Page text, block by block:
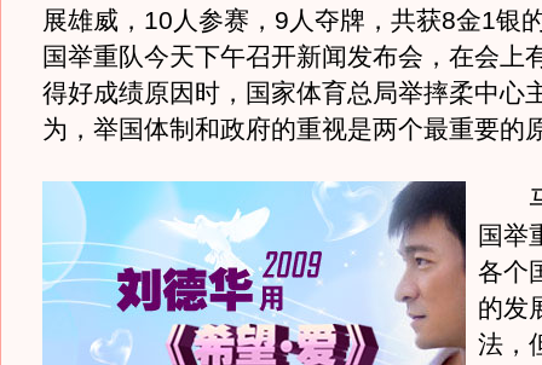
展雄威，10人参赛，9人夺牌，共获8金1银
国举重队今天下午召开新闻发布会，在会上
得好成绩原因时，国家体育总局举摔柔中心
为，举国体制和政府的重视是两个最重要的
马
国举
各个
的发
法，